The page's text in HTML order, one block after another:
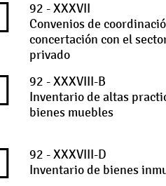
92 - XXXVII
Convenios de
concertación con el
privado
92 - XXXVIII-B
Inventario de altas
bienes muebles
92 - XXXVIII-D
Inventario de bienes